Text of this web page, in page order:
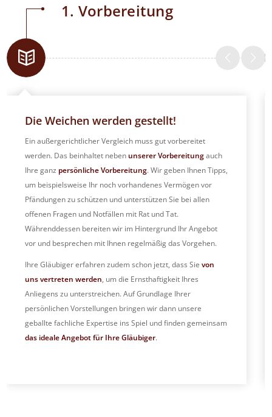
1. Vorbereitung
Die Weichen werden gestellt!
Ein außergerichtlicher Vergleich muss gut vorbereitet
werden. Das beinhaltet neben unserer Vorbereitungauch
Ihre ganz persönliche Vorbereitung. Wir geben Ihnen Tipps,
um beispielsweise Ihr noch vorhandenes Vermögen vor
Pfändungen zu schützen und unterstützen Sie bei allen
offenen Fragen und Notfällen mit Rat und Tat.
Währenddessen bereiten wir im Hintergrund Ihr Angebot
vor und besprechen mit Ihnen regelmäßig das Vorgehen.
Ihre Gläubiger erfahren zudem schon jetzt, dass Sievon
uns vertreten werden, um die Ernsthaftigkeit Ihres
Anliegens zu unterstreichen. Auf Grundlage Ihrer
persönlichen Vorstellungen bringen wir dann unsere
geballte fachliche Expertise ins Spiel und finden gemeinsam
das ideale Angebot für Ihre Gläubiger.